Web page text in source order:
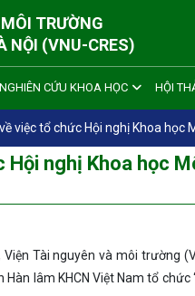
TRƯỜNG
NỘI (VNU-CRES)
NGHIÊN CỨU KHOA HỌC HỘI
việc tổ chức Hội nghị Khoa
nghị Khoa học
Tài nguyên và môi trường
lâm KHCN Việt Nam tổ chức